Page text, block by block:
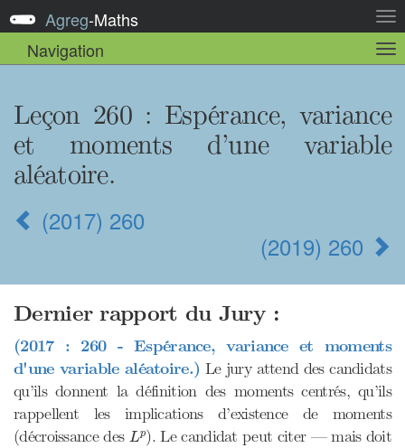
la
Agreg-Maths
Navigation
la
Leçon 260 : Espérance, variance
et moments d’une variable
aléatoire.
(2017) 260
(2019) 260
Dernier rapport du Jury :
(2017 : 260 - Espérance, variance et moments
d'une variable aléatoire.) Le jury attend des candidats
qu’ils donnent la définition des moments centrés, qu’ils
rappellent les implications d’existence de moments
(décroissance des Lp
Lp). Le candidat peut citer — mais doit